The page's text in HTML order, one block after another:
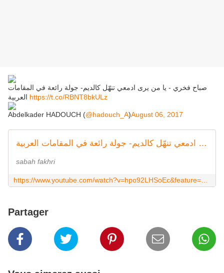
صباح فخري - يا من يرى ادمعي تنهّل كالديم- جولة رائعة في المقامات
https://t.co/RBNT8bkULz
Abdelkader HADOUCH (@hadouch_A)August 06, 2017
صباح فخري - يا من يرى ادمعي تنهّل كالديم- جولة رائعة في المقامات العربية
sabah fakhri
Partager